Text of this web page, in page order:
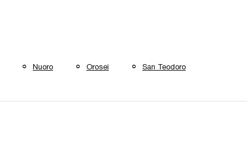
Nuoro Orosei San Teodoro